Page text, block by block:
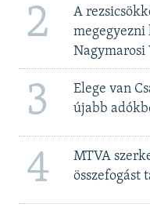
2
A
megegyezni
Nagymarosi
3
Elege van
újabb
4
MTVA
összefogást